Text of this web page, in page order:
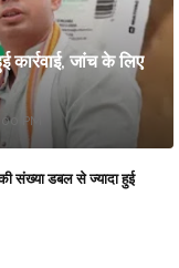
कार्रवाई, जांच के लिए
PM
संख्या डबल से ज्यादा हुई